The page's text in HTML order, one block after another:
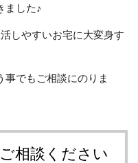
ました♪
しやすいお宅に大変身す
でもご相談にのりま
相談ください